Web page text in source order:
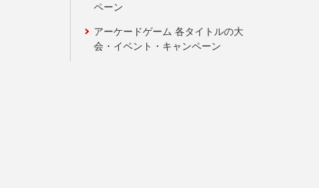
ペーン
アーケードゲーム 各タイトルの大
会・イベント・キャンペーン